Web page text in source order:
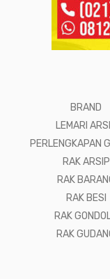
BRAND
LEMARI
PERLENGKAPAN
RAK ARSIP
RAK
RAK BESI
RAK
RAK